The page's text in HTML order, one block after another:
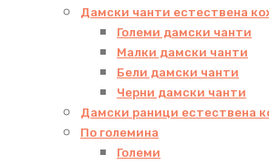
Дамски чанти естествена
Големи дамски чанти
Малки дамски чанти
Бели дамски чанти
Черни дамски чанти
Дамски раници естествена
По големина
Големи